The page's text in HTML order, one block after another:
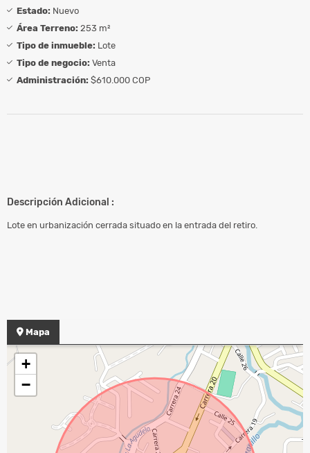
Estado: Nuevo
Área Terreno: 253 m²
Tipo de inmueble: Lote
Tipo de negocio: Venta
Administración: $610.000 COP
Descripción Adicional :
Lote en urbanización cerrada situado en la entrada del retiro.
Mapa
+
−